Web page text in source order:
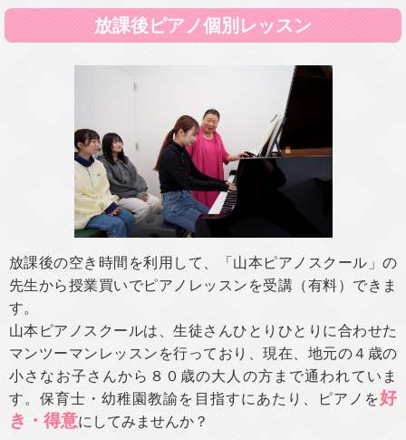
放課後ピアノ個別レッスン
放課後の空き時間を利用して、「山本ピアノスクール」の
先生から授業買いでピアノレッスンを受講（有料）できま
す。
山本ピアノスクールは、生徒さんひとりひとりに合わせた
マンツーマンレッスンを行っており、現在、地元の４歳の
小さなお子さんから８０歳の大人の方まで通われていま
す。保育士・幼稚園教諭を目指すにあたり、ピアノを好
き・ 得意にしてみませんか？